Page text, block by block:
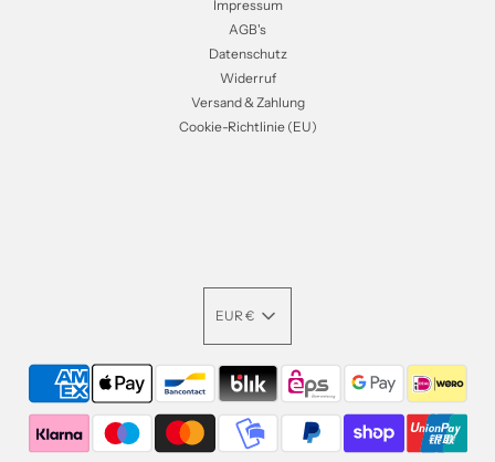
Impressum
AGB's
Datenschutz
Widerruf
Versand & Zahlung
Cookie-Richtlinie (EU)
EUR €